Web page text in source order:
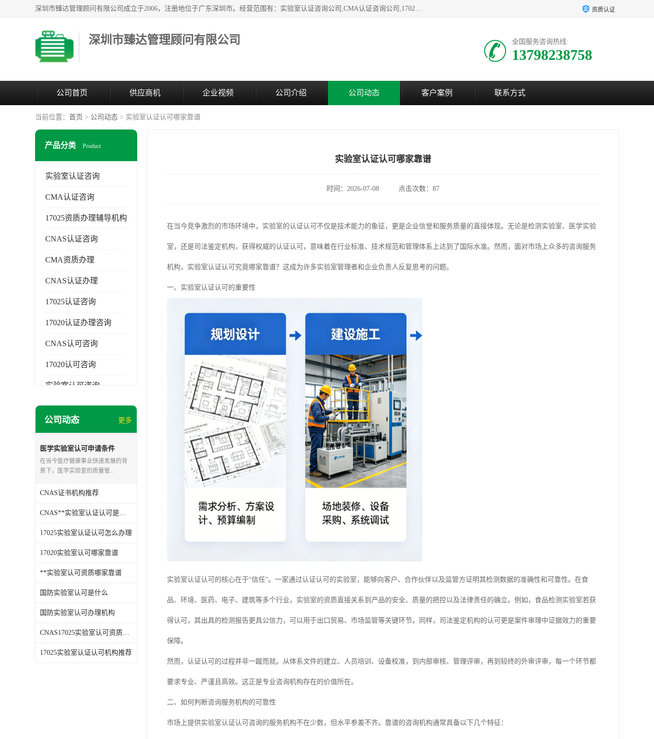
深圳市臻达管理顾问有限公司成立于2006，注册地位于广东深圳市。经营范围有：实验室认证咨询公司,CMA认证咨询公司,17020资质认证辅导机构,CNAS认证咨询,CMA资质办理,CMA咨询,实验室认可咨询,CNAS认可咨询,CNAS认证办理,17025认证咨询,17020认证咨询办理,17020认可咨询等，欢迎有需要的前来咨询。 资质认证
深圳市臻达管理顾问有限公司 全国服务咨询热线:
13798238758
公司首页 供应商机 企业视频 公司介绍 公司动态 客户案例 联系方式
当前位置： 首页 > 公司动态 > 实验室认证认可哪家靠谱
产品分类 Product
实验室认证咨询
CMA认证咨询
17025资质办理辅导机构
CNAS认证咨询
CMA资质办理
CNAS认证办理
17025认证咨询
17020认证办理咨询
CNAS认可咨询
17020认可咨询
实验室认可咨询
公司动态 更多
医学实验室认可申请条件
在当今医疗健康事业快速发展的背
景下，医学实验室的质量管..
CNAS证书机构推荐
CNAS**实验室认证认可是什么
17025实验室认证认可怎么办理
17020实验室认可哪家靠谱
**实验室认可资质哪家靠谱
国防实验室认可是什么
国防实验室认可办理机构
CNAS17025实验室认可资质机构推荐
17025实验室认证认可机构推荐
实验室认证认可哪家靠谱
时间：2026-07-08 点击次数：87
在当今竞争激烈的市场环境中，实验室的认证认可不仅是技术能力的象征，更是企业信誉和服务质量的直接体现。无论是检测实验室、医学实验
室，还是司法鉴定机构，获得权威的认证认可，意味着在行业标准、技术规范和管理体系上达到了国际水准。然而，面对市场上众多的咨询服务
机构，实验室认证认可究竟哪家靠谱？这成为许多实验室管理者和企业负责人反复思考的问题。
一、实验室认证认可的重要性
实验室认证认可的核心在于“信任”。一家通过认证认可的实验室，能够向客户、合作伙伴以及监管方证明其检测数据的准确性和可靠性。在食
品、环境、医药、电子、建筑等多个行业，实验室的资质直接关系到产品的安全、质量的把控以及法律责任的确立。例如，食品检测实验室若获
得认可，其出具的检测报告更具公信力，可以用于出口贸易、市场监管等关键环节。同样，司法鉴定机构的认可更是案件审理中证据效力的重要
保障。
然而，认证认可的过程并非一蹴而就。从体系文件的建立、人员培训、设备校准，到内部审核、管理评审，再到较终的外审评审，每一个环节都
要求专业、严谨且高效。这正是专业咨询机构存在的价值所在。
二、如何判断咨询服务机构的可靠性
市场上提供实验室认证认可咨询的服务机构不在少数，但水平参差不齐。靠谱的咨询机构通常具备以下几个特征：